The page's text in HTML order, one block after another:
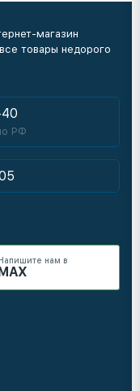
магазин
товары недорого
РФ
нам в